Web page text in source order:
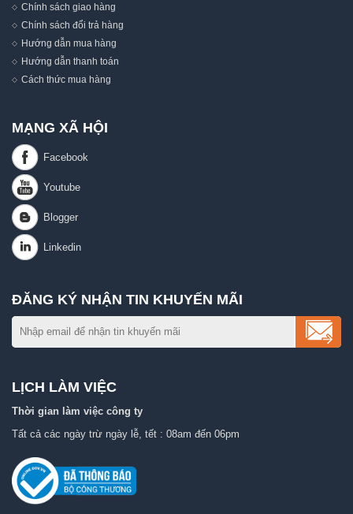
Chính sách giao hàng
Chính sách đổi trả hàng
Hướng dẫn mua hàng
Hướng dẫn thanh toán
Cách thức mua hàng
MẠNG XÃ HỘI
ĐĂNG KÝ NHẬN TIN KHUYẾN MÃI
LỊCH LÀM VIỆC
Thời gian làm việc công ty
Tất cả các ngày trừ ngày lễ, tết : 08am đến 06pm